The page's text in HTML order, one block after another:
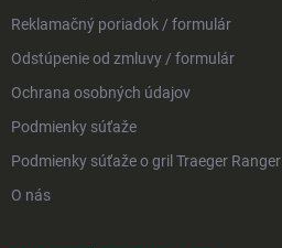
Reklamačný poriadok / formulár
Odstúpenie od zmluvy / formulár
Ochrana osobných údajov
Podmienky súťaže
Podmienky súťaže o gril Traeger Ranger
O nás